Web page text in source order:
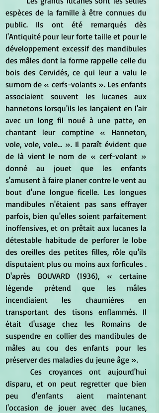
espèces de la famille à être connues du
public. Ils ont été remarqués dès
l'Antiquité pour leur forte taille et pour le
développement excessif des mandibules
des mâles dont la forme rappelle celle du
bois des Cervidés, ce qui leur a valu le
surnom de « cerfs-volants ». Les enfants
associaient souvent les lucanes aux
hannetons lorsqu'ils les lançaient en l'air
avec un long fil noué à une patte, en
chantant leur comptine « Hanneton,
vole, vole, vole... ». Il paraît évident que
de là vient le nom de « cerf-volant »
donné au jouet que les enfants
s'amusent à faire planer contre le vent au
bout d'une longue ficelle. Les longues
mandibules n'étaient pas sans effrayer
parfois, bien qu'elles soient parfaitement
inoffensives, et on prêtait aux lucanes la
détestable habitude de perforer le lobe
des oreilles des petites filles, rôle qu'ils
disputaient plus ou moins aux forficules .
D'après BOUVARD (1936), « certaine
légende prétend que les mâles
incendiaient les chaumières en
transportant des tisons enflammés. Il
était d'usage chez les Romains de
suspendre en collier des mandibules de
mâles au cou des enfants pour les
préserver des maladies du jeune âge ».
disparu, et on peut regretter que bien
peu d'enfants aient maintenant
l'occasion de jouer avec des lucanes,